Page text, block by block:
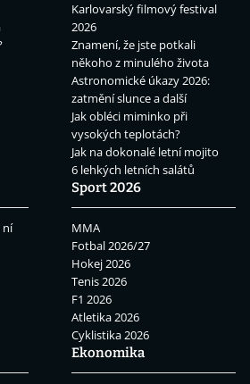
Karlovarský filmový festival
2026
Znamení, že jste potkali
někoho z minulého života
Astronomické úkazy 2026:
zatmění slunce a další
Jak obléci miminko při
vysokých teplotách?
Jak na dokonalé letní mojito
6 lehkých letních salátů
ní
Sport 2026
MMA
Fotbal 2026/27
Hokej 2026
Tenis 2026
F1 2026
Atletika 2026
Cyklistika 2026
Ekonomika